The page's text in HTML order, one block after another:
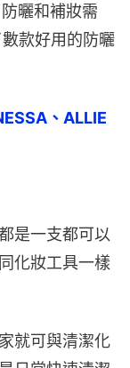
曬和補妝需
款好用的防曬
、ALLIE
是一支都可以
化妝工具一樣
就可與清潔化